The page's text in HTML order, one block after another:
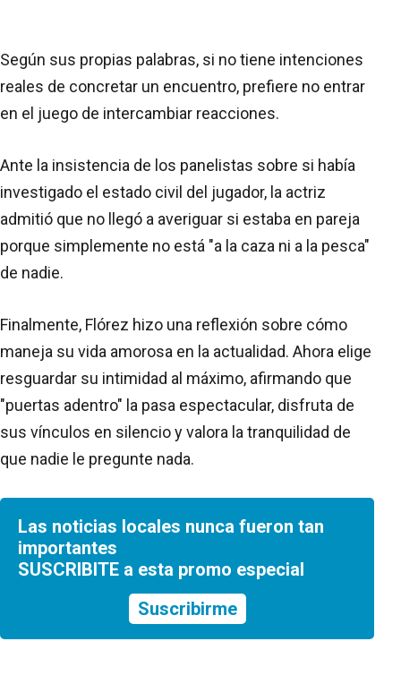
Según sus propias palabras, si no tiene intenciones
reales de concretar un encuentro, prefiere no entrar
en el juego de intercambiar reacciones.
Ante la insistencia de los panelistas sobre si había
investigado el estado civil del jugador, la actriz
admitió que no llegó a averiguar si estaba en pareja
porque simplemente no está "a la caza ni a la pesca"
de nadie.
Finalmente, Flórez hizo una reflexión sobre cómo
maneja su vida amorosa en la actualidad. Ahora elige
resguardar su intimidad al máximo, afirmando que
"puertas adentro" la pasa espectacular, disfruta de
sus vínculos en silencio y valora la tranquilidad de
que nadie le pregunte nada.
Las noticias locales nunca fueron tan
importantes
SUSCRIBITE a esta promo especial
Suscribirme